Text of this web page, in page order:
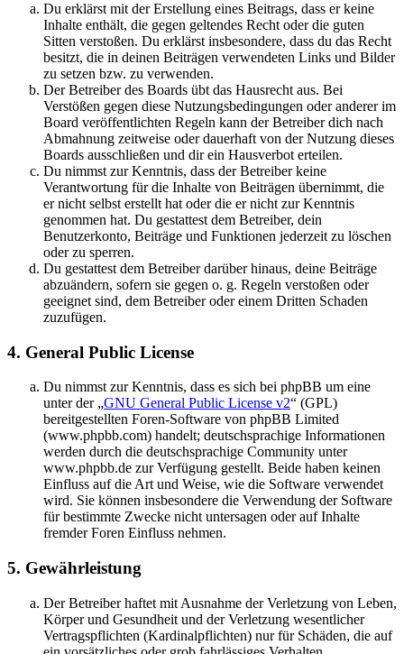
Du erklärst mit der Erstellung eines Beitrags, dass er keine
Inhalte enthält, die gegen geltendes Recht oder die guten
Sitten verstoßen. Du erklärst insbesondere, dass du das Recht
besitzt, die in deinen Beiträgen verwendeten Links und Bilder
zu setzen bzw. zu verwenden.
Der Betreiber des Boards übt das Hausrecht aus. Bei
Verstößen gegen diese Nutzungsbedingungen oder anderer im
Board veröffentlichten Regeln kann der Betreiber dich nach
Abmahnung zeitweise oder dauerhaft von der Nutzung dieses
Boards ausschließen und dir ein Hausverbot erteilen.
Du nimmst zur Kenntnis, dass der Betreiber keine
Verantwortung für die Inhalte von Beiträgen übernimmt, die
er nicht selbst erstellt hat oder die er nicht zur Kenntnis
genommen hat. Du gestattest dem Betreiber, dein
Benutzerkonto, Beiträge und Funktionen jederzeit zu löschen
oder zu sperren.
Du gestattest dem Betreiber darüber hinaus, deine Beiträge
abzuändern, sofern sie gegen o. g. Regeln verstoßen oder
geeignet sind, dem Betreiber oder einem Dritten Schaden
zuzufügen.
4. General Public License
Du nimmst zur Kenntnis, dass es sich bei phpBB um eine
unter der „GNU General Public License v2“ (GPL)
bereitgestellten Foren-Software von phpBB Limited
(www.phpbb.com) handelt; deutschsprachige Informationen
werden durch die deutschsprachige Community unter
www.phpbb.de zur Verfügung gestellt. Beide haben keinen
Einfluss auf die Art und Weise, wie die Software verwendet
wird. Sie können insbesondere die Verwendung der Software
für bestimmte Zwecke nicht untersagen oder auf Inhalte
fremder Foren Einfluss nehmen.
5. Gewährleistung
Der Betreiber haftet mit Ausnahme der Verletzung von Leben,
Körper und Gesundheit und der Verletzung wesentlicher
Vertragspflichten (Kardinalpflichten) nur für Schäden, die auf